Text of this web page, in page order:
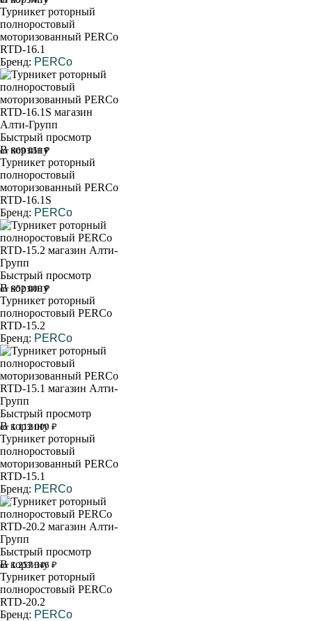
Турникет роторный
полноростовый
моторизованный PERCo
RTD-16.1
Бренд: PERCo
Быстрый просмотр
В корзину
от 869 051 ₽
Турникет роторный
полноростовый
моторизованный PERCo
RTD-16.1S
Бренд: PERCo
Быстрый просмотр
В корзину
от 952 000 ₽
Турникет роторный
полноростовый PERCo
RTD-15.2
Бренд: PERCo
Быстрый просмотр
В корзину
от 1 112 000 ₽
Турникет роторный
полноростовый
моторизованный PERCo
RTD-15.1
Бренд: PERCo
Быстрый просмотр
В корзину
от 1 257 346 ₽
Турникет роторный
полноростовый PERCo
RTD-20.2
Бренд: PERCo